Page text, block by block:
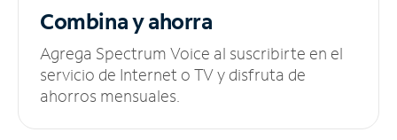
Combina y ahorra
Agrega Spectrum Voice al suscribirte en el
servicio de Internet o TV y disfruta de
ahorros mensuales.